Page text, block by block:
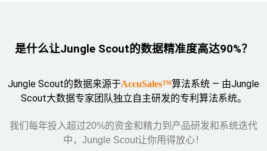
是什么让Jungle Scout的数据精准度高达90%？
Jungle Scout的数据来源于AccuSales™算法系统 — 由Jungle
Scout大数据专家团队独立自主研发的专利算法系统。
我们每年投入超过20%的资金和精力到产品研发和系统迭代
中，Jungle Scout让你用得放心！